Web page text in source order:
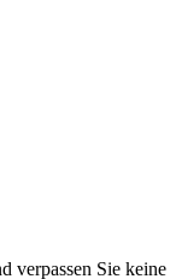
verpassen Sie keine